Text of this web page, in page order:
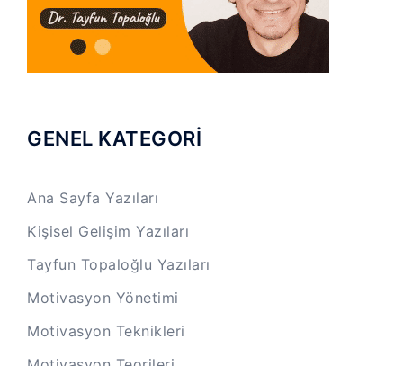
GENEL KATEGORİ
Ana Sayfa Yazıları
Kişisel Gelişim Yazıları
Tayfun Topaloğlu Yazıları
Motivasyon Yönetimi
Motivasyon Teknikleri